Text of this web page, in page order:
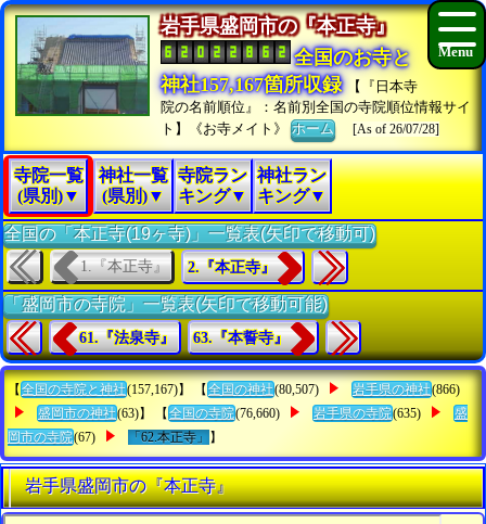
岩手県盛岡市の『本正寺』
全国のお寺と
神社157,167箇所収録
【『日本寺
院の名前順位』：名前別全国の寺院順位情報サイ
ト】《お寺メイト》ホーム [As of 26/07/28]
寺院一覧
(県別)▼
神社一覧
(県別)▼
寺院ラン
キング▼
神社ラン
キング▼
全国の「本正寺(19ヶ寺)」一覧表(矢印で移動可)
1.『本正寺』 2.『本正寺』
「盛岡市の寺院」一覧表(矢印で移動可能)
61.『法泉寺』 63.『本誓寺』
【 全国の寺院と神社(157,167)】 【 全国の神社(80,507) 岩手県の神社(866)
盛岡市の神社(63)】 【 全国の寺院(76,660) 岩手県の寺院(635)
盛
岡市の寺院(67) 「62.本正寺」 】
岩手県盛岡市の『本正寺』